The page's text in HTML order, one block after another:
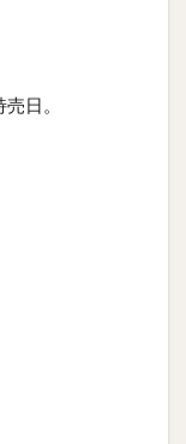
日。